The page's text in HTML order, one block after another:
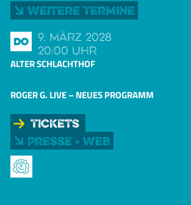
Weitere Termine
Do
9. März 2028
20:00 Uhr
ALTER SCHLACHTHOF
ROGER G. LIVE – NEUES PROGRAMM
Tickets
Presse • Web